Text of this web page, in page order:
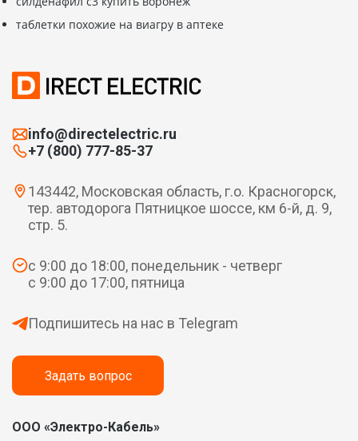
таблетки похожие на виагру в аптеке
info@directelectric.ru
+7 (800) 777-85-37
143442, Московская область, г.о. Красногорск,
тер. автодорога Пятницкое шоссе, км 6-й, д. 9,
стр. 5.
с 9:00 до 18:00, понедельник - четверг
с 9:00 до 17:00, пятница
Подпишитесь на нас в Telegram
Задать вопрос
ООО «Электро-Кабель»